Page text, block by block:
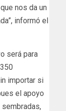
nos da un
informó el
será para
importar si
el apoyo